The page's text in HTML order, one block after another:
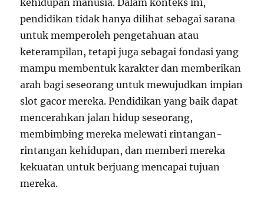
kehidupan manusia. Dalam konteks ini,
pendidikan tidak hanya dilihat sebagai sarana
untuk memperoleh pengetahuan atau
keterampilan, tetapi juga sebagai fondasi yang
mampu membentuk karakter dan memberikan
arah bagi seseorang untuk mewujudkan impian
slot gacor mereka. Pendidikan yang baik dapat
mencerahkan jalan hidup seseorang,
membimbing mereka melewati rintangan-
rintangan kehidupan, dan memberi mereka
kekuatan untuk berjuang mencapai tujuan
mereka.